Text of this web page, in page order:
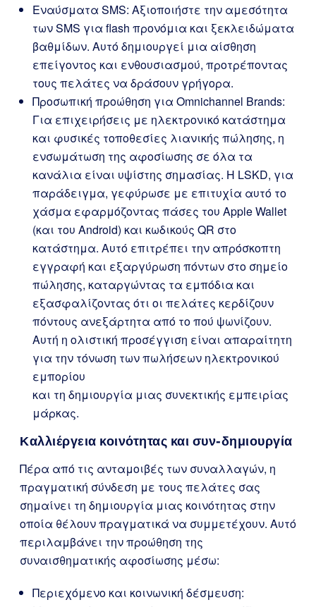
Εναύσματα SMS: Αξιοποιήστε την αμεσότητα
των SMS για flash προνόμια και ξεκλειδώματα
βαθμίδων. Αυτό δημιουργεί μια αίσθηση
επείγοντος και ενθουσιασμού, προτρέποντας
τους πελάτες να δράσουν γρήγορα.
Προσωπική προώθηση για Omnichannel Brands:
Για επιχειρήσεις με ηλεκτρονικό κατάστημα
και φυσικές τοποθεσίες λιανικής πώλησης, η
ενσωμάτωση της αφοσίωσης σε όλα τα
κανάλια είναι υψίστης σημασίας. Η LSKD, για
παράδειγμα, γεφύρωσε με επιτυχία αυτό το
χάσμα εφαρμόζοντας πάσες του Apple Wallet
(και του Android) και κωδικούς QR στο
κατάστημα. Αυτό επιτρέπει την απρόσκοπτη
εγγραφή και εξαργύρωση πόντων στο σημείο
πώλησης, καταργώντας τα εμπόδια και
εξασφαλίζοντας ότι οι πελάτες κερδίζουν
πόντους ανεξάρτητα από το πού ψωνίζουν.
Αυτή η ολιστική προσέγγιση είναι απαραίτητη
για την τόνωση των πωλήσεων ηλεκτρονικού
εμπορίου
και τη δημιουργία μιας συνεκτικής εμπειρίας
μάρκας.
Καλλιέργεια κοινότητας και συν-δημιουργία
Πέρα από τις ανταμοιβές των συναλλαγών, η
πραγματική σύνδεση με τους πελάτες σας
σημαίνει τη δημιουργία μιας κοινότητας στην
οποία θέλουν πραγματικά να συμμετέχουν. Αυτό
περιλαμβάνει την προώθηση της
συναισθηματικής αφοσίωσης μέσω:
Περιεχόμενο και κοινωνική δέσμευση: